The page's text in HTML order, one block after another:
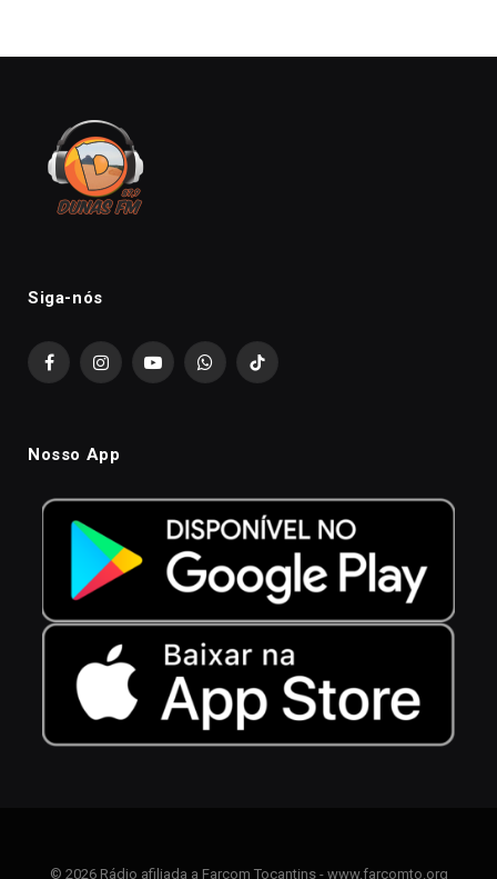
Siga-nós
FacebookInstagramYouTubeWhatsAppTikTok
Nosso App
© 2026 Rádio afiliada a Farcom Tocantins - www.farcomto.org